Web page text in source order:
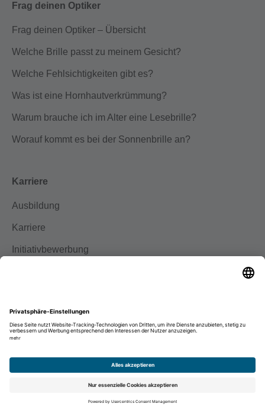
Frag deinen Optiker
Frag deinen Optiker – Übersicht
Welche Brille passt zu meinem Gesicht?
Welche Fehlsichtigkeiten gibt es?
Was ist eine Hornhautverkrümmung?
Warum brauche ich im Alter eine Lesebrille?
Worauf kommt es bei der Sonnenbrille an?
Karriere
Ausbildung
Karriere
Initiativbewerbung
Facebook
Instagram
© Binder Optik 2026